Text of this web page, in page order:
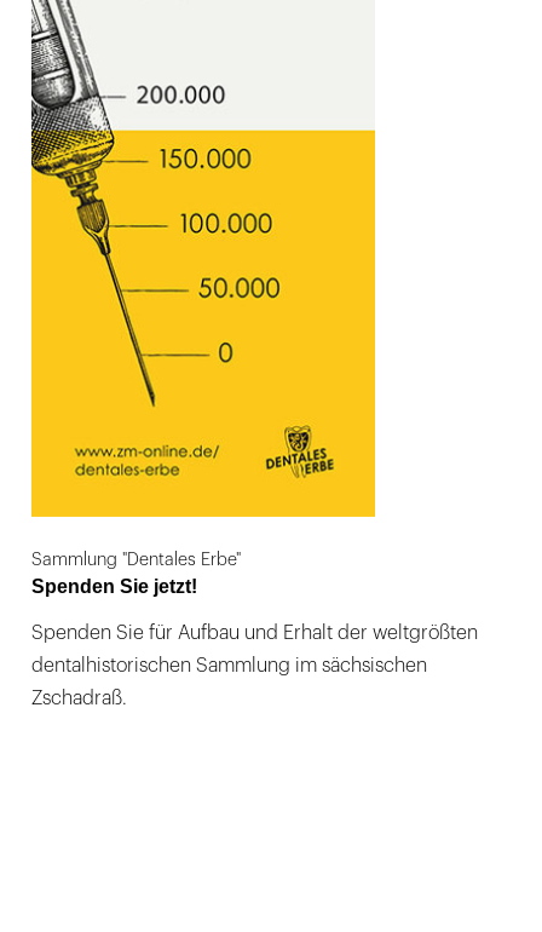
Sammlung "Dentales Erbe"
Spenden Sie jetzt!
Spenden Sie für Aufbau und Erhalt der weltgrößten
dentalhistorischen Sammlung im sächsischen
Zschadraß.